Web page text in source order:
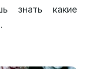
знать какие